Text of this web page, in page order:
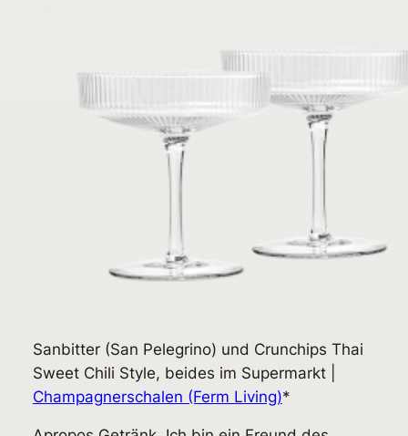
Sanbitter (San Pelegrino) und Crunchips Thai
Sweet Chili Style, beides im Supermarkt |
Champagnerschalen (Ferm Living)*